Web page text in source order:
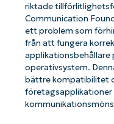
riktade
Communication
ett problem som
från att fungera
applikationsbehållare
operativsystem.
bättre kompatibilitet
företagsapplikationer